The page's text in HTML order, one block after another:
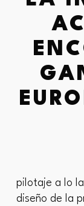
pilotaje a lo
diseño de la